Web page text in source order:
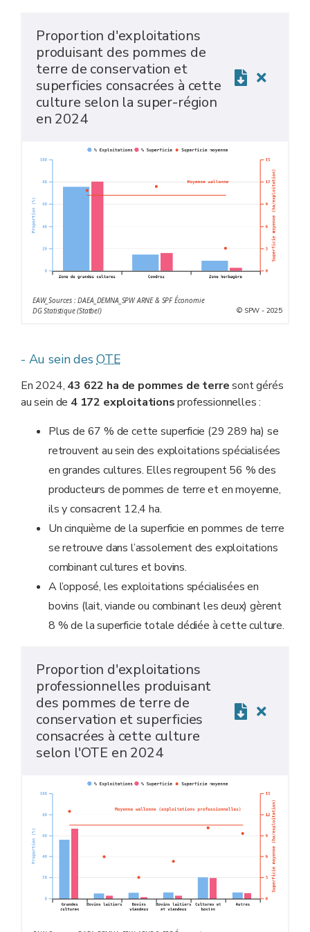
Proportion d'exploitations
produisant des pommes de
terre de conservation et
superficies consacrées à cette
culture selon la super-région
en 2024
EAW_Sources : DAEA_DEMNA_SPW ARNE & SPF Économie
DG Statistique (Statbel)
© SPW - 2025
- Au sein desOTE
En 2024, 43 622 ha de pommes de terresont gérés
au sein de 4 172 exploitationsprofessionnelles :
Plus de 67 % de cette superficie (29 289 ha) se
retrouvent au sein des exploitations spécialisées
en grandes cultures. Elles regroupent 56 % des
producteurs de pommes de terre et en moyenne,
ils y consacrent 12,4 ha.
Un cinquième de la superficie en pommes de terre
se retrouve dans l’assolement des exploitations
combinant cultures et bovins.
A l’opposé, les exploitations spécialisées en
bovins (lait, viande ou combinant les deux) gèrent
8 % de la superficie totale dédiée à cette culture.
Proportion d'exploitations
professionnelles produisant
des pommes de terre de
conservation et superficies
consacrées à cette culture
selon l'OTE en 2024